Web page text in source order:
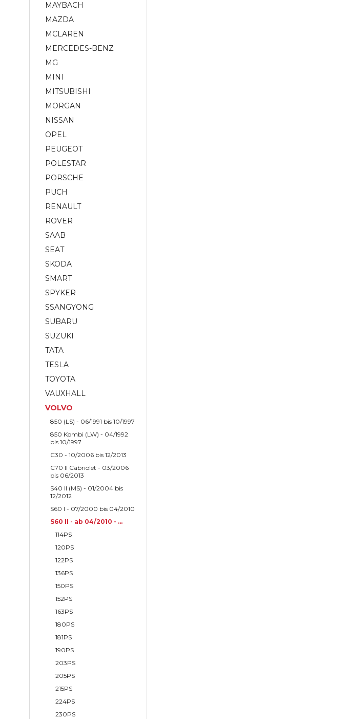
MAYBACH
MAZDA
MCLAREN
MERCEDES-BENZ
MG
MINI
MITSUBISHI
MORGAN
NISSAN
OPEL
PEUGEOT
POLESTAR
PORSCHE
PUCH
RENAULT
ROVER
SAAB
SEAT
SKODA
SMART
SPYKER
SSANGYONG
SUBARU
SUZUKI
TATA
TESLA
TOYOTA
VAUXHALL
VOLVO
850 (LS) - 06/1991 bis 10/1997
850 Kombi (LW) - 04/1992
bis 10/1997
C30 - 10/2006 bis 12/2013
C70 II Cabriolet - 03/2006
bis 06/2013
S40 II (MS) - 01/2004 bis
12/2012
S60 I - 07/2000 bis 04/2010
S60 II - ab 04/2010 - ...
114PS
120PS
122PS
136PS
150PS
152PS
163PS
180PS
181PS
190PS
203PS
205PS
215PS
224PS
230PS